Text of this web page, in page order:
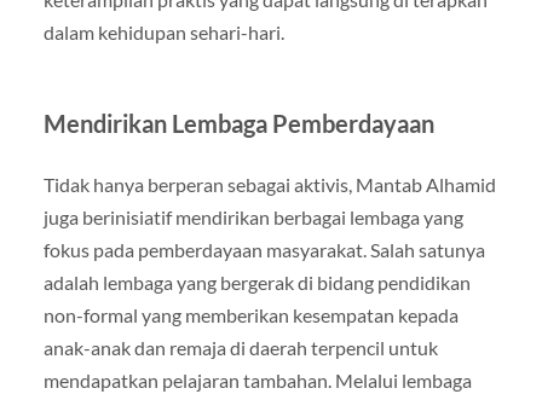
dalam kehidupan sehari-hari.
Mendirikan Lembaga Pemberdayaan
Tidak hanya berperan sebagai aktivis, Mantab Alhamid
juga berinisiatif mendirikan berbagai lembaga yang
fokus pada pemberdayaan masyarakat. Salah satunya
adalah lembaga yang bergerak di bidang pendidikan
non-formal yang memberikan kesempatan kepada
anak-anak dan remaja di daerah terpencil untuk
mendapatkan pelajaran tambahan. Melalui lembaga